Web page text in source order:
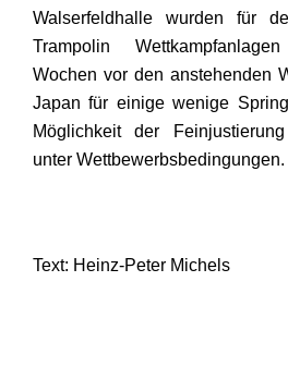
Walserfeldhalle wurden für
Trampolin
Wochen vor den anstehenden
Japan für einige wenige
Möglichkeit der
unter Wettbewerbsbedingungen.
Text: Heinz-Peter Michels